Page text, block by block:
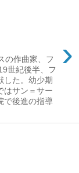
›
の作曲家、フ
世紀後半、フ
した。幼少期
はサン＝サー
で後進の指導